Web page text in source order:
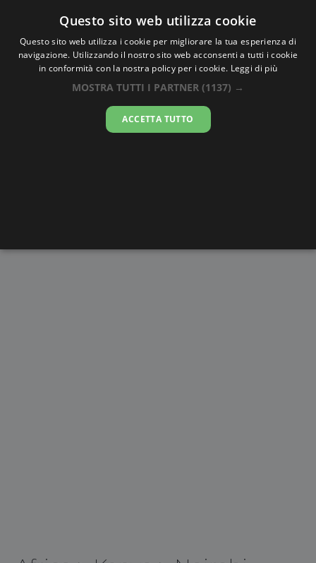
Oraesatta.co
Ora EsattaNairobi
14:17:39
Questo sito web utilizza cookie
Questo sito web utilizza i cookie per migliorare la tua esperienza di
navigazione. Utilizzando il nostro sito web acconsenti a tutti i cookie
in conformità con la nostra policy per i cookie. Leggi di più
MOSTRA TUTTI I PARTNER (1137) →
ACCETTA TUTTO